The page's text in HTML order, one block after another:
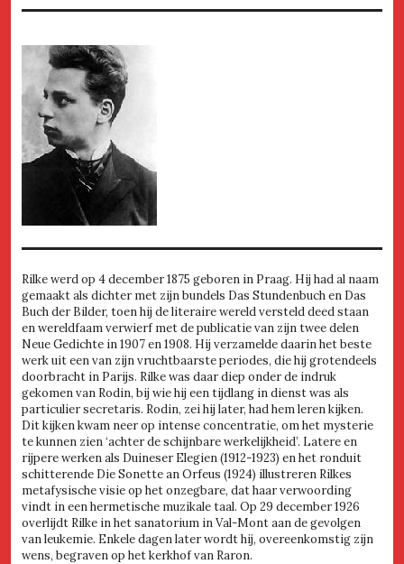
Rilke werd op 4 december 1875 geboren in Praag. Hij had al naam
gemaakt als dichter met zijn bundels Das Stundenbuch en Das
Buch der Bilder, toen hij de literaire wereld versteld deed staan
en wereldfaam verwierf met de publicatie van zijn twee delen
Neue Gedichte in 1907 en 1908. Hij verzamelde daarin het beste
werk uit een van zijn vruchtbaarste periodes, die hij grotendeels
doorbracht in Parijs. Rilke was daar diep onder de indruk
gekomen van Rodin, bij wie hij een tijdlang in dienst was als
particulier secretaris. Rodin, zei hij later, had hem leren kijken.
Dit kijken kwam neer op intense concentratie, om het mysterie
te kunnen zien ‘achter de schijnbare werkelijkheid’. Latere en
rijpere werken als Duineser Elegien (1912-1923) en het ronduit
schitterende Die Sonette an Orfeus (1924) illustreren Rilkes
metafysische visie op het onzegbare, dat haar verwoording
vindt in een hermetische muzikale taal. Op 29 december 1926
overlijdt Rilke in het sanatorium in Val-Mont aan de gevolgen
van leukemie. Enkele dagen later wordt hij, overeenkomstig zijn
wens, begraven op het kerkhof van Raron.